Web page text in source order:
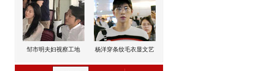
邹市明夫妇视察工地 杨洋穿条纹毛衣显文艺